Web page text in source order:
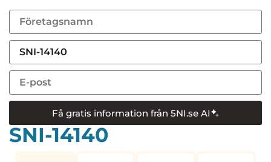
Få gratis information från 5NI.se AI
SNI-14140